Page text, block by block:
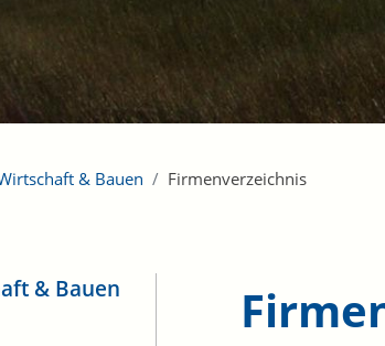
& Bauen Firmenverzeichnis
& Bauen